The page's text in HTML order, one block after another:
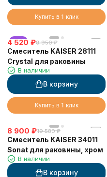
Купить в 1 клик
хит
4 520 ₽9 950 ₽
Смеситель KAISER 28111
Crystal для раковины
В наличии
В корзину
Купить в 1 клик
8 900 ₽19 580 ₽
Смеситель KAISER 34011
Sonat для раковины, хром
В наличии
В корзину